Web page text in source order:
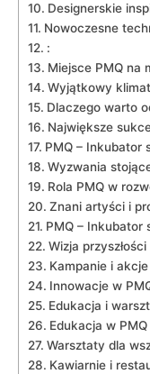
Designerskie
Nowoczesne
:
Miejsce PMQ na
Wyjątkowy
Dlaczego⁣ warto
Największe
PMQ – Inkubator
Wyzwania
Rola PMQ w⁢
Znani artyści i
PMQ ‌– Inkubator
Wizja przyszłości
Kampanie i
Innowacje w
Edukacja i‍
Edukacja‍ w
Warsztaty dla
Kawiarnie i